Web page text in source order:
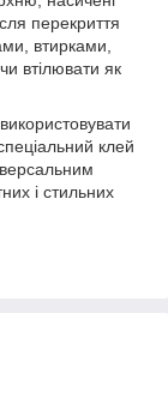
перекриття
втирками,
втілювати як
клей
і стильних